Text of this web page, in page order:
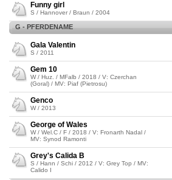
Funny girl
S / Hannover / Braun / 2004
G - PFERDENAME
Gala Valentin
S / 2011
Gem 10
W / Huz. / MFalb / 2018 / V: Czerchan
(Goral) / MV: Piaf (Pietrosu)
Genco
W / 2013
George of Wales
W / Wel.C / F / 2018 / V: Fronarth Nadal /
MV: Synod Ramonti
Grey's Calida B
S / Hann / Schi / 2012 / V: Grey Top / MV:
Calido I